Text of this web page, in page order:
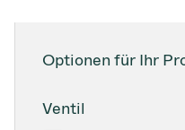
Optionen für Ihr
Ventil